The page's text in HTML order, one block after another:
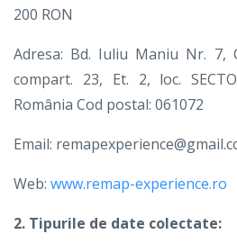
200 RON
Adresa: Bd. Iuliu Maniu Nr. 7,
compart. 23, Et. 2, loc.
România Cod postal: 061072
Email: remapexperience
Web: www.remap-experience.ro
2. Tipurile de date colectate: